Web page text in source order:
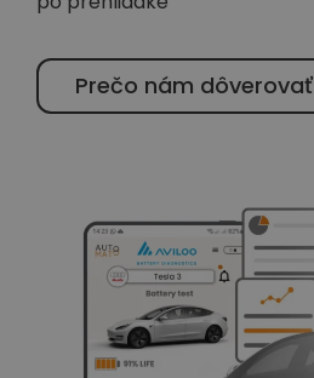
Prečo nám dôverovať